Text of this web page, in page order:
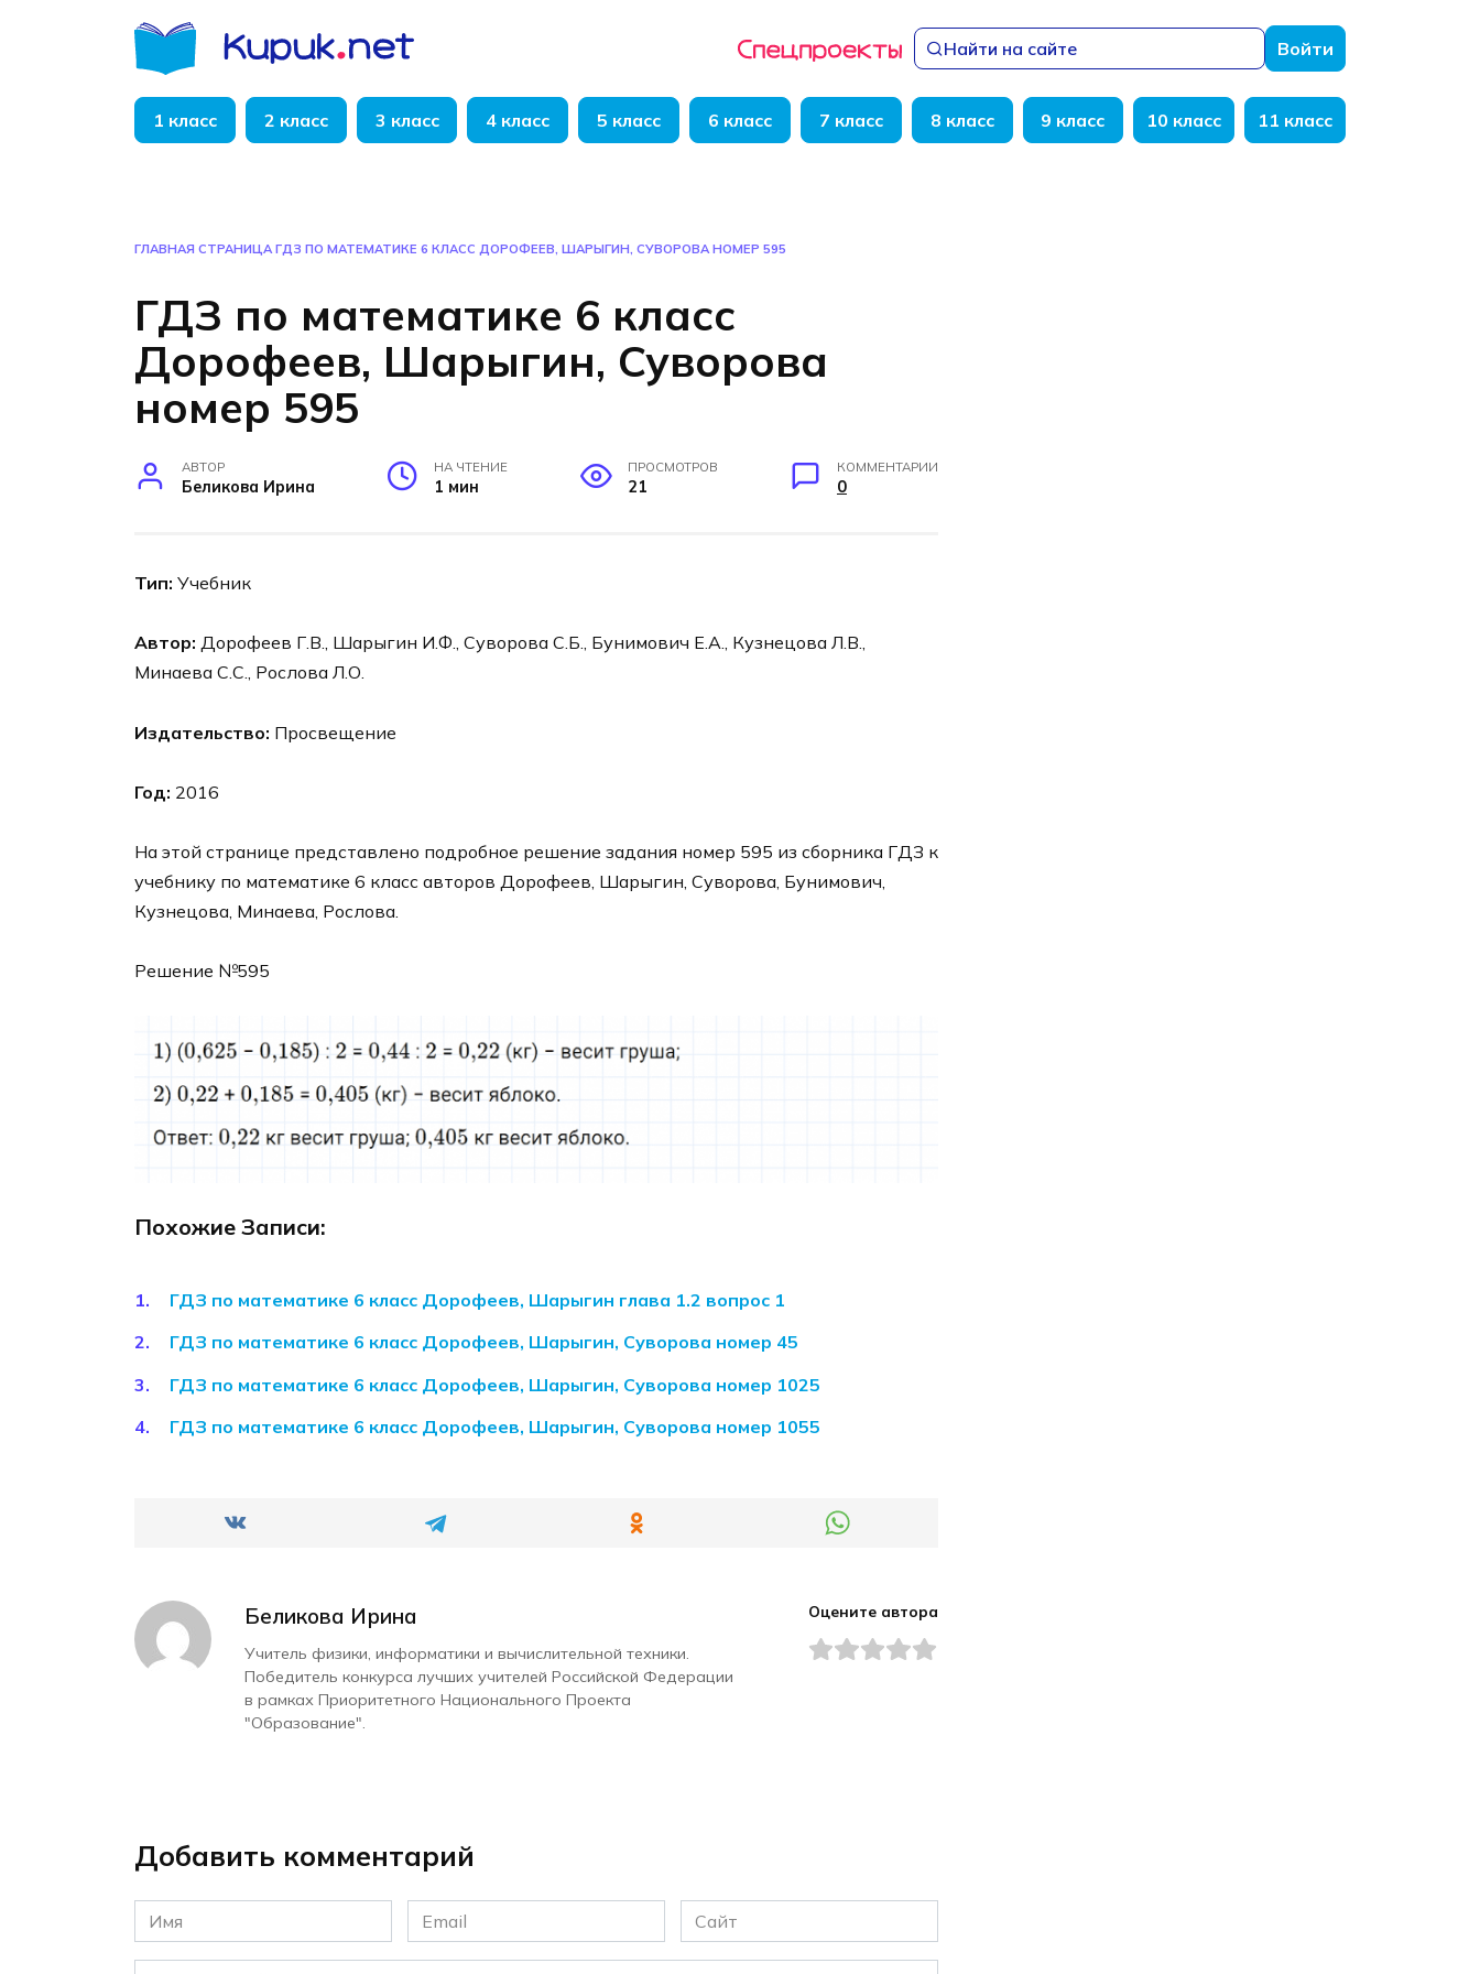
Найти на сайте Войти
1 класс 2 класс 3 класс 4 класс 5 класс 6 класс 7 класс 8 класс 9 класс 10 класс 11 класс
ГЛАВНАЯ СТРАНИЦА ГДЗ ПО МАТЕМАТИКЕ 6 КЛАСС ДОРОФЕЕВ, ШАРЫГИН, СУВОРОВА НОМЕР 595
ГДЗ по математике 6 класс
Дорофеев, Шарыгин, Суворова
номер 595
АВТОР
Беликова Ирина
НА ЧТЕНИЕ
1 мин
ПРОСМОТРОВ
21
КОММЕНТАРИИ
0
Тип: Учебник
Автор: Дорофеев Г.В., Шарыгин И.Ф., Суворова С.Б., Бунимович Е.А., Кузнецова Л.В.,
Минаева С.С., Рослова Л.О.
Издательство: Просвещение
Год: 2016
На этой странице представлено подробное решение задания номер 595 из сборника ГДЗ к
учебнику по математике 6 класс авторов Дорофеев, Шарыгин, Суворова, Бунимович,
Кузнецова, Минаева, Рослова.
Решение №595
Похожие Записи:
ГДЗ по математике 6 класс Дорофеев, Шарыгин глава 1.2 вопрос 1
ГДЗ по математике 6 класс Дорофеев, Шарыгин, Суворова номер 45
ГДЗ по математике 6 класс Дорофеев, Шарыгин, Суворова номер 1025
ГДЗ по математике 6 класс Дорофеев, Шарыгин, Суворова номер 1055
Беликова Ирина
Учитель физики, информатики и вычислительной техники.
Победитель конкурса лучших учителей Российской Федерации
в рамках Приоритетного Национального Проекта
"Образование".
Оцените автора
Добавить комментарий
Имя
*
Email
*
Сайт